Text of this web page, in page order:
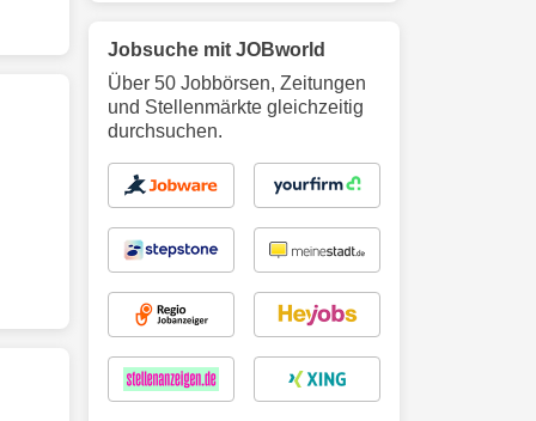
Jobsuche mit JOBworld
Über 50 Jobbörsen, Zeitungen
und Stellenmärkte gleichzeitig
durchsuchen.